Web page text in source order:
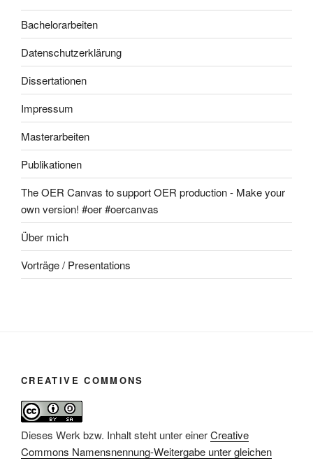
Bachelorarbeiten
Datenschutzerklärung
Dissertationen
Impressum
Masterarbeiten
Publikationen
The OER Canvas to support OER production - Make your
own version! #oer #oercanvas
Über mich
Vorträge / Presentations
CREATIVE COMMONS
Dieses Werk bzw. Inhalt steht unter einerCreative
Commons Namensnennung-Weitergabe unter gleichen